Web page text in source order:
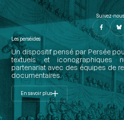
Suivez-nous
Les perséides
Un dispositif pensé par Persée
textuels et iconographiques
partenariat avec des équipes de
documentaires.
En savoir plus